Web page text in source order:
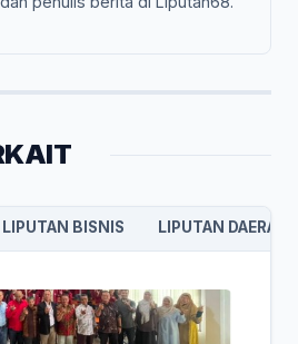
LIPUTAN BISNIS LIPUTAN DAERAH